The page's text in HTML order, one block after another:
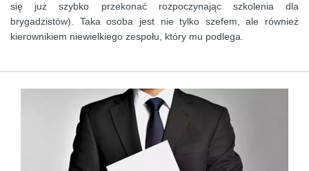
się już szybko przekonać rozpoczynając szkolenia dla
brygadzistów). Taka osoba jest nie tylko szefem, ale również
kierownikiem niewielkiego zespołu, który mu podlega.